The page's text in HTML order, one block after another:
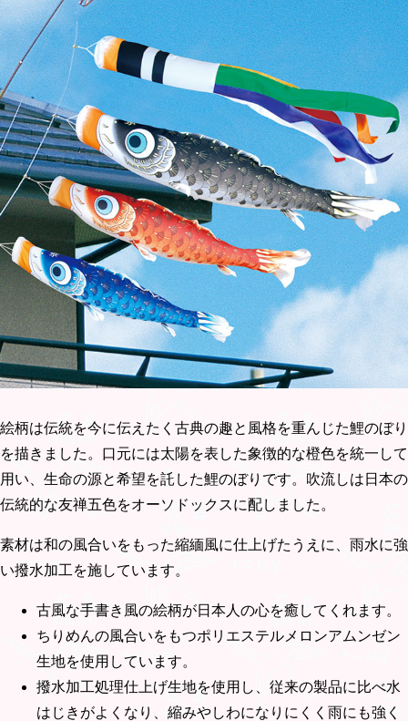
絵柄は伝統を今に伝えたく古典の趣と風格を重んじた鯉のぼり
を描きました。口元には太陽を表した象徴的な橙色を統一して
用い、生命の源と希望を託した鯉のぼりです。吹流しは日本の
伝統的な友禅五色をオーソドックスに配しました。
素材は和の風合いをもった縮緬風に仕上げたうえに、雨水に強
い撥水加工を施しています。
古風な手書き風の絵柄が日本人の心を癒してくれます。
ちりめんの風合いをもつポリエステルメロンアムンゼン
生地を使用しています。
撥水加工処理仕上げ生地を使用し、従来の製品に比べ水
はじきがよくなり、縮みやしわになりにくく雨にも強く